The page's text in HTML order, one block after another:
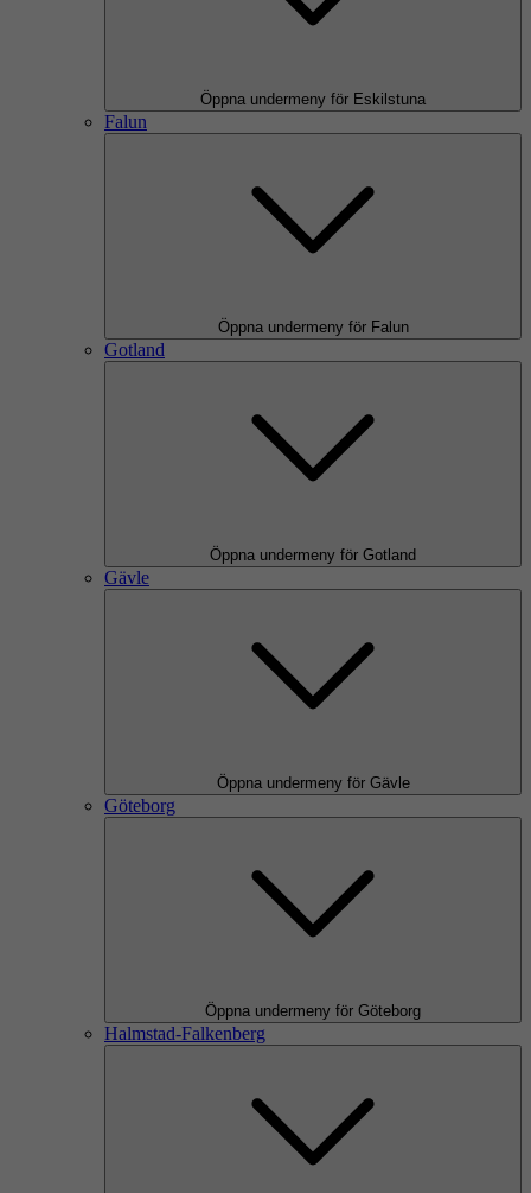
Öppna undermeny för Eskilstuna
Falun
Öppna undermeny för Falun
Gotland
Öppna undermeny för Gotland
Gävle
Öppna undermeny för Gävle
Göteborg
Öppna undermeny för Göteborg
Halmstad-Falkenberg